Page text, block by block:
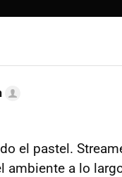
el pastel.
ambiente a lo